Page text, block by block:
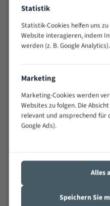
Widerstandsfähig
schwierigen
wechselnde
Sehr geringe Vibration
Positiver Spanwinkel
Bandkörper aus
Statistik
Statistik-Cookies helfen uns
Website interagieren, indem
werden (z. B. Google Analytics).
Marketing
Marketing-Cookies werden
Websites zu folgen. Die
relevant und ansprechend für
Google Ads).
Alles
Speichern Sie